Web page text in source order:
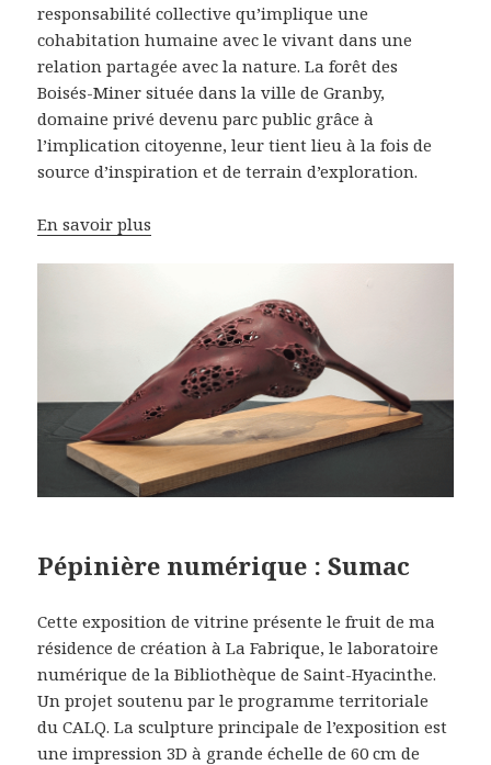
responsabilité collective qu’implique une
cohabitation humaine avec le vivant dans une
relation partagée avec la nature. La forêt des
Boisés-Miner située dans la ville de Granby,
domaine privé devenu parc public grâce à
l’implication citoyenne, leur tient lieu à la fois de
source d’inspiration et de terrain d’exploration.
En savoir plus
Pépinière numérique : Sumac
Cette exposition de vitrine présente le fruit de ma
résidence de création à La Fabrique, le laboratoire
numérique de la Bibliothèque de Saint-Hyacinthe.
Un projet soutenu par le programme territoriale
du CALQ. La sculpture principale de l’exposition est
une impression 3D à grande échelle de 60 cm de